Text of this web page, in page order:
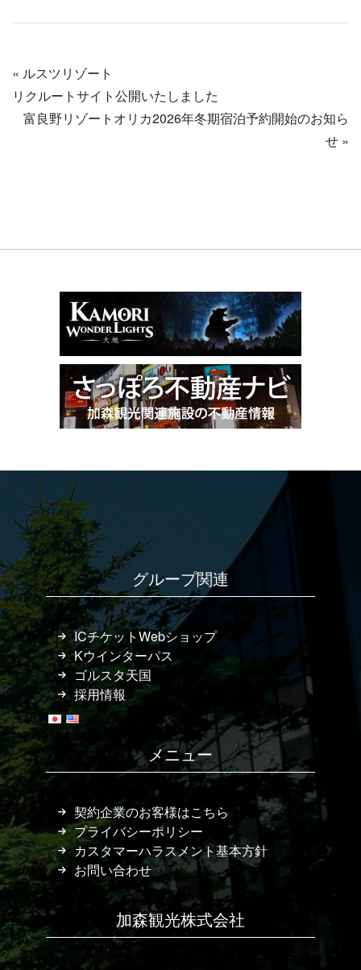
« ルスツリゾート
リクルートサイト公開いたしました
富良野リゾートオリカ2026年冬期宿泊予約開始のお知ら
せ »
グループ関連
ICチケットWebショップ
Kウインターパス
ゴルスタ天国
採用情報
メニュー
契約企業のお客様はこちら
プライバシーポリシー
カスタマーハラスメント基本方針
お問い合わせ
加森観光株式会社